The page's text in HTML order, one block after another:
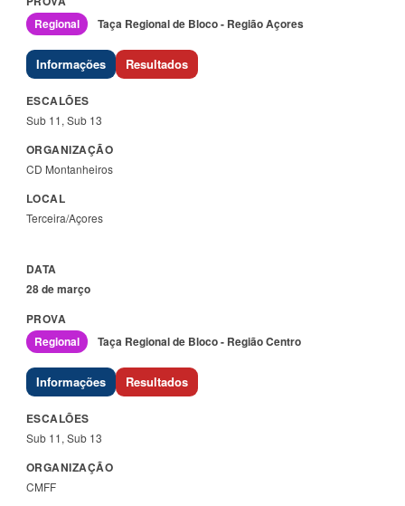
Regional Taça Regional de Bloco - Região Açores
Informações Resultados
Sub 11, Sub 13
CD Montanheiros
Terceira/Açores
28 de março
Regional Taça Regional de Bloco - Região Centro
Informações Resultados
Sub 11, Sub 13
CMFF